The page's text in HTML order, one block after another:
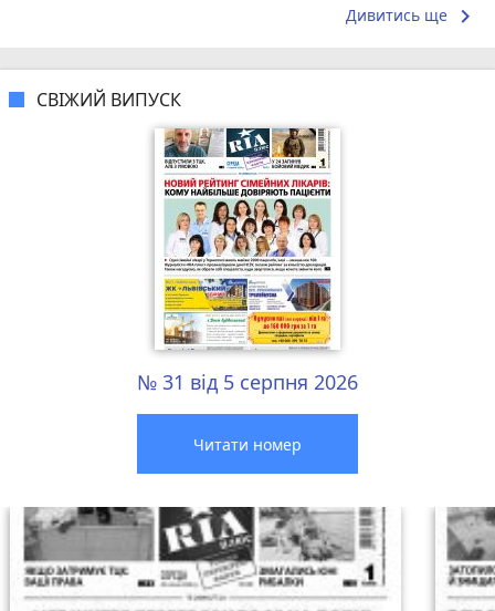
Дивитись ще keyboard_arrow_right
СВІЖИЙ ВИПУСК
№ 31 від 5 серпня 2026
Читати номер